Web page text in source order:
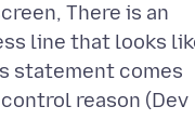
There is an
line that looks
statement comes
reason (Dev